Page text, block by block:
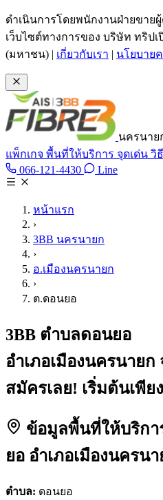
ข้ามไปเนื้อหาหลัก
ดำเนินการโดยพนักงานฝ่ายขาย
เว็บไซต์ทางการของ บริษัท ทริป
(มหาชน) | เกี่ยวกับเรา | นโยบาย
นครนาย
แพ็กเกจ พื้นที่ให้บริการ จุดเด่น วิ
066-121-4430 โทร 066-121-4430
LineLine
หน้าแรก
›
3BB นครนายก
›
อ.เมืองนครนายก
›
ต.ดอนยอ
3BB ตำบลดอนยอ
อำเภอเมืองนครนาย
สมัครเลย! เริ่มต้นเพีย
ข้อมูลพื้นที่ให้บริก
ยอ อำเภอเมืองนครนา
ตำบล: ดอนยอ